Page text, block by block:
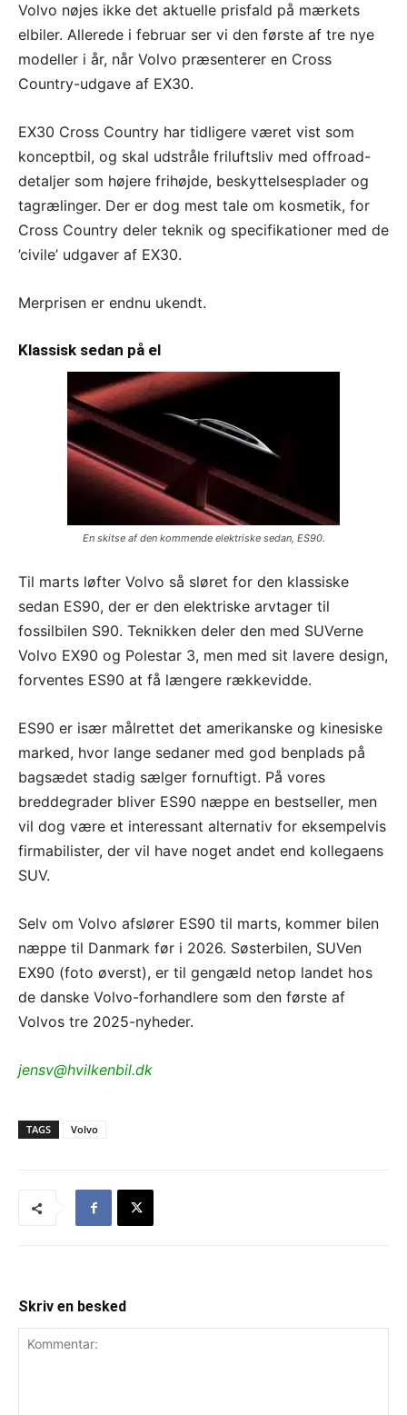
Volvo nøjes ikke det aktuelle prisfald på mærkets
elbiler. Allerede i februar ser vi den første af tre nye
modeller i år, når Volvo præsenterer en Cross
Country-udgave af EX30.
EX30 Cross Country har tidligere været vist som
konceptbil, og skal udstråle friluftsliv med offroad-
detaljer som højere frihøjde, beskyttelsesplader og
tagrælinger. Der er dog mest tale om kosmetik, for
Cross Country deler teknik og specifikationer med de
’civile’ udgaver af EX30.
Merprisen er endnu ukendt.
Klassisk sedan på el
En skitse af den kommende elektriske sedan, ES90.
Til marts løfter Volvo så sløret for den klassiske
sedan ES90, der er den elektriske arvtager til
fossilbilen S90. Teknikken deler den med SUVerne
Volvo EX90 og Polestar 3, men med sit lavere design,
forventes ES90 at få længere rækkevidde.
ES90 er især målrettet det amerikanske og kinesiske
marked, hvor lange sedaner med god benplads på
bagsædet stadig sælger fornuftigt. På vores
breddegrader bliver ES90 næppe en bestseller, men
vil dog være et interessant alternativ for eksempelvis
firmabilister, der vil have noget andet end kollegaens
SUV.
Selv om Volvo afslører ES90 til marts, kommer bilen
næppe til Danmark før i 2026. Søsterbilen, SUVen
EX90 (foto øverst), er til gengæld netop landet hos
de danske Volvo-forhandlere som den første af
Volvos tre 2025-nyheder.
jensv@hvilkenbil.dk
TAGS Volvo
Skriv en besked